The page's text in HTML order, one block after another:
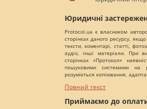
Юридичні
Protocol.ua є власником
сторінках даного ресурсу,
тексти, коментарі, статті,
аудіо, інші матеріали. При
сторінках «Протокол»
пошуковими системами на
розуміється копіювання,
Повний текст
Приймаємо до